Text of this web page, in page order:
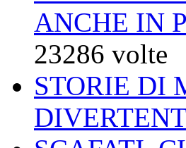
ANCHE IN
23286 volte
STORIE DI